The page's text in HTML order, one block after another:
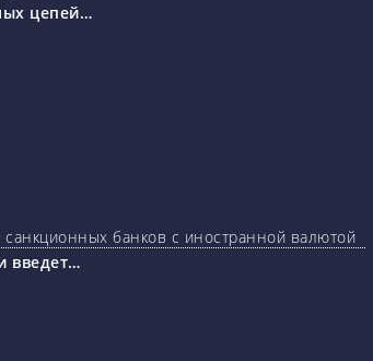
цепей…
банков с иностранной валютой
введет…